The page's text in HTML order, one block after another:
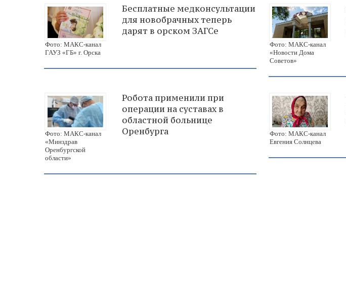
Фото: МАКС-канал
ГАУЗ «ГБ» г. Орска
Бесплатные медконсультации
для новобрачных теперь
дарят в орском ЗАГСе
Фото: МАКС-канал
«Новости Дома
Советов»
Фото: МАКС-канал
«Минздрав
Оренбургской
области»
Робота применили при
операции на суставах в
областной больнице
Оренбурга
Фото: МАКС-канал
Евгения Солнцева